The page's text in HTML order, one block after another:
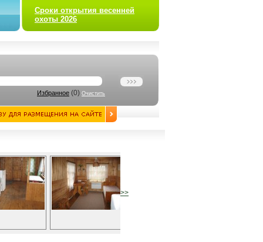
Сроки открытия весенней
охоты 2026
Избранное (0) Очистить
>>